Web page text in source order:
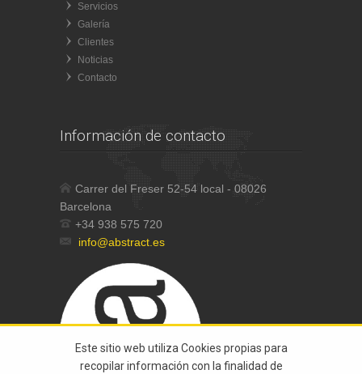
Servicios
Galería
Clientes
Noticias
Contacto
Información de contacto
Carrer del Freser 52-54 local - 08026
Barcelona
+34 938 575 720
info@abstract.es
Este sitio web utiliza Cookies propias para
recopilar información con la finalidad de